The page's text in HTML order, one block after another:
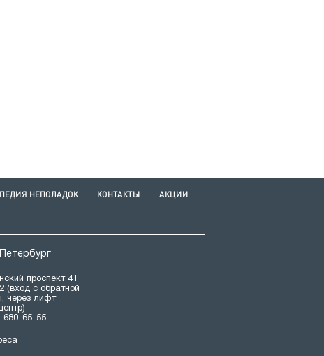
НЕПОЛАДОК КОНТАКТЫ АКЦИИ
проспект 41
(вход с обратной
через лифт
680-65-55